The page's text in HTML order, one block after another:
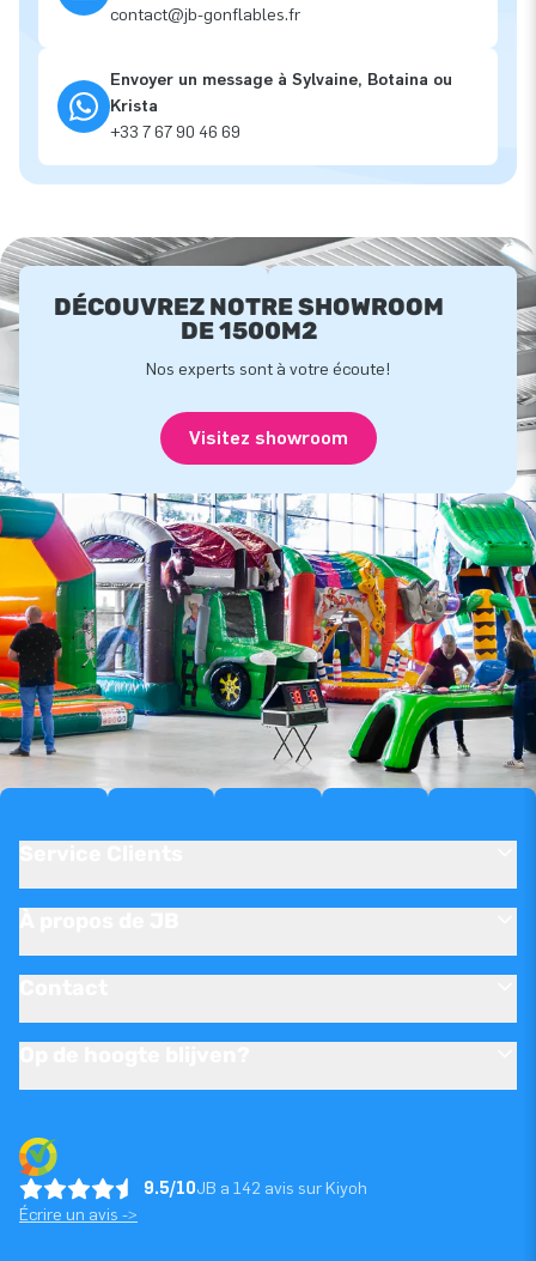
contact@jb-gonflables.fr
Envoyer un message à Sylvaine, Botaina ou
Krista
+33 7 67 90 46 69
DÉCOUVREZ NOTRE SHOWROOM
DE 1500M2
Nos experts sont à votre écoute!
Visitez showroom
9.5/10JB a 142 avis sur Kiyoh
Écrire un avis ->